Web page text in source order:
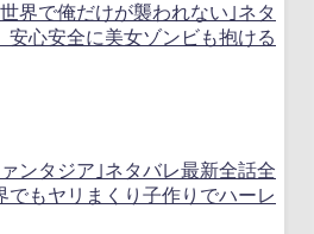
界で俺だけが襲われない｣ネタ
安心安全に美女ゾンビも抱ける
ンタジア｣ネタバレ最新全話全
でもヤリまくり子作りでハーレ